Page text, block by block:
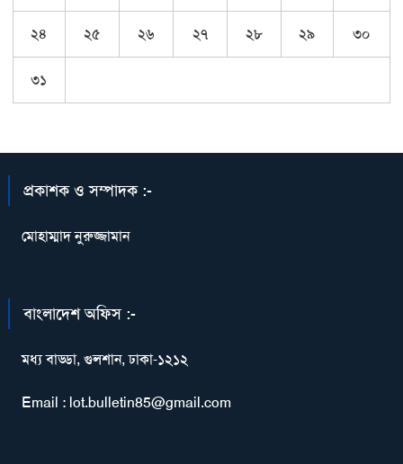
২৪ ২৫ ২৬ ২৭ ২৮ ২৯ ৩০
৩১
প্রকাশক ও সম্পাদক :-
মোহাম্মাদ নুরুজ্জামান
বাংলাদেশ অফিস :-
মধ্য বাড্ডা, গুলশান, ঢাকা-১২১২
Email : lot.bulletin85@gmail.com